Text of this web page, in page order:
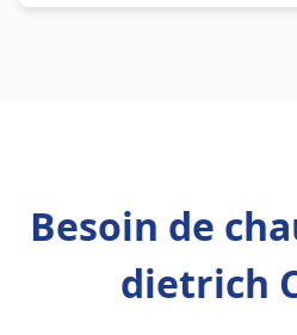
Besoin de
dietrich